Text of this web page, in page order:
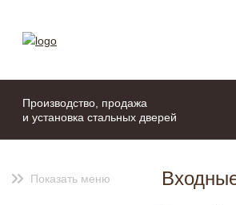
Производство, продажа
и установка стальных дверей
Показать меню